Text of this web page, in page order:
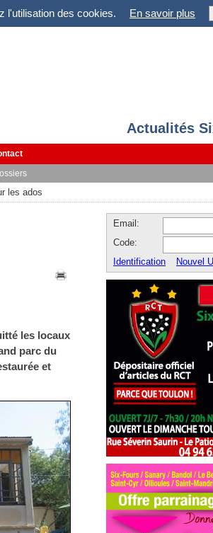
l'utilisation des cookies. En savoir plus
Actualités
les ados
les locaux
parc du
et
Email:
Code:
Identification
Nouvel